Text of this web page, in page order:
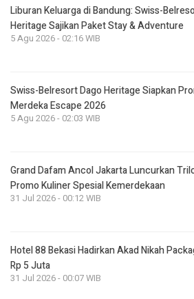
Liburan Keluarga di Bandung: Swiss-
Heritage Sajikan Paket Stay & Adventure
5 Agu 2026 - 02:16 WIB
Swiss-Belresort Dago Heritage Siapkan
Merdeka Escape 2026
5 Agu 2026 - 02:03 WIB
Grand Dafam Ancol Jakarta Luncurkan
Promo Kuliner Spesial Kemerdekaan
31 Jul 2026 - 00:12 WIB
Hotel 88 Bekasi Hadirkan Akad Nikah
Rp 5 Juta
31 Jul 2026 - 00:07 WIB